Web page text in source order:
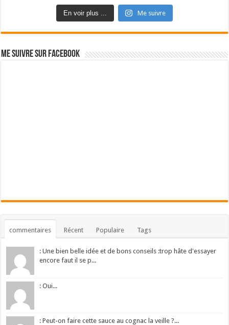
En voir plus ... Me suivre
Me suivre sur Facebook
commentaires Récent Populaire Tags
: Une bien belle idée et de bons conseils :trop hâte d'essayer
encore faut il se p...
: Oui...
: Peut-on faire cette sauce au cognac la veille ?...